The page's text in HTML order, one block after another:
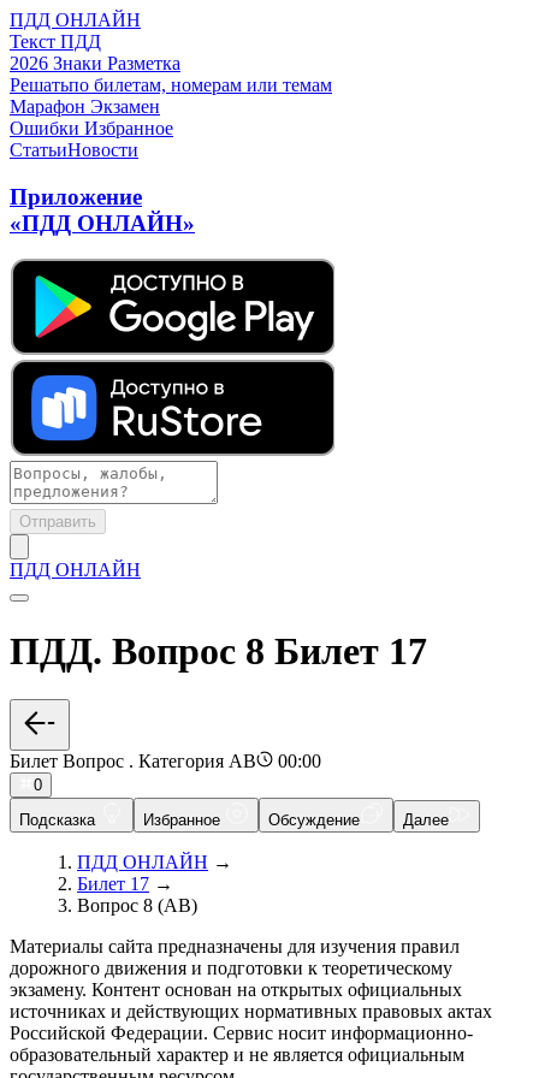
ПДД ОНЛАЙН
Текст ПДД
2026 Знаки Разметка
Решатьпо билетам, номерам или темам
Марафон Экзамен
Ошибки Избранное
СтатьиНовости
Приложение
«ПДД ОНЛАЙН»
Отправить
ПДД ОНЛАЙН
ПДД. Вопрос 8 Билет 17
Билет Вопрос . Категория AB 00:00
0
Подсказка
Избранное Обсуждение Далее
ПДД ОНЛАЙН →
Билет 17 →
Вопрос 8 (AB)
Материалы сайта предназначены для изучения правил
дорожного движения и подготовки к теоретическому
экзамену. Контент основан на открытых официальных
источниках и действующих нормативных правовых актах
Российской Федерации. Сервис носит информационно-
образовательный характер и не является официальным